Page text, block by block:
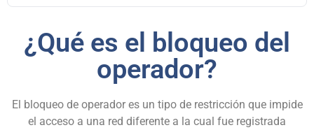
¿Qué es el bloqueo del
operador?
El bloqueo de operador es un tipo de restricción que impide
el acceso a una red diferente a la cual fue registrada